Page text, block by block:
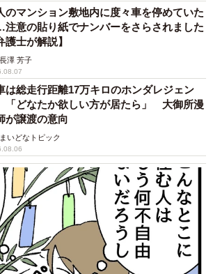
のマンション敷地内に度々車を停めていた
注意の貼り紙でナンバーをさらされました
護士が解説】
長澤 芳子
は総走行距離17万キロのホンダレジェン
「どなたか欲しい方が居たら」 大御所漫
が譲渡の意向
まいどなトピック